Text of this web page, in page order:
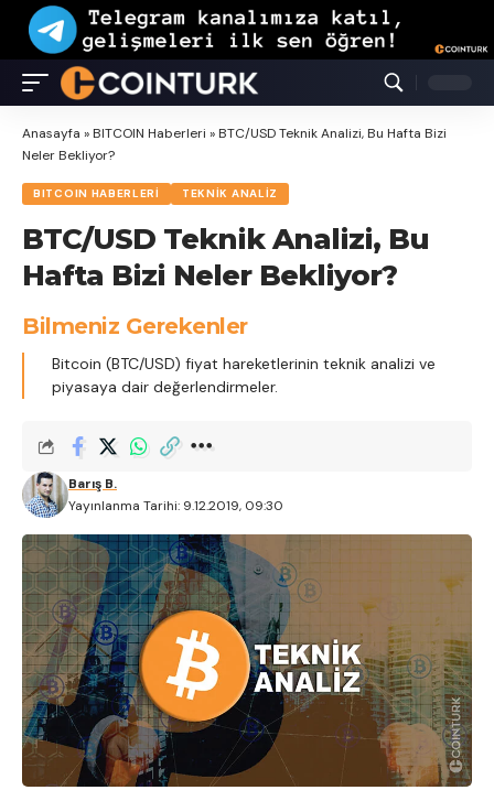
Anasayfa »BITCOIN Haberleri »BTC/USD Teknik Analizi, Bu Hafta Bizi
Neler Bekliyor?
BITCOIN HABERLERI TEKNIK ANALIZ
BTC/USD Teknik Analizi, Bu
Hafta Bizi Neler Bekliyor?
Bilmeniz Gerekenler
Bitcoin (BTC/USD) fiyat hareketlerinin teknik analizi ve
piyasaya dair değerlendirmeler.
Yayınlanma Tarihi: 9.12.2019, 09:30
Barış B.